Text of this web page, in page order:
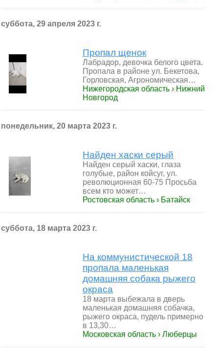
суббота, 29 апреля 2023 г.
Пропал щенок
Лабрадор, девочка белого цвета.
Пропала в районе ул. Бекетова,
Горловская, Агрономическая…
Нижегородская область › Нижний
Новгород
понедельник, 20 марта 2023 г.
Найден хаски серый
Найден серый хаски, глаза
голубые, район койсуг, ул.
революционная 60-75 Просьба
всем кто может…
Ростовская область › Батайск
суббота, 18 марта 2023 г.
На коммунистической 18
пропала маленькая
домашняя собака рыжего
окраса
18 марта выбежала в дверь
маленькая домашняя собачка,
рыжего окраса, пудель примерно
в 13,30…
Московская область › Люберцы